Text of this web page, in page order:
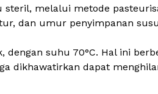
melalui metode
dan umur penyimpanan
dengan suhu 70°C. Hal ini
dikhawatirkan dapat